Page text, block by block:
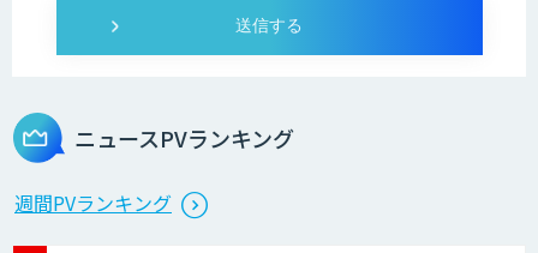
OCR’s+
ニュースPVランキング
週間PVランキング